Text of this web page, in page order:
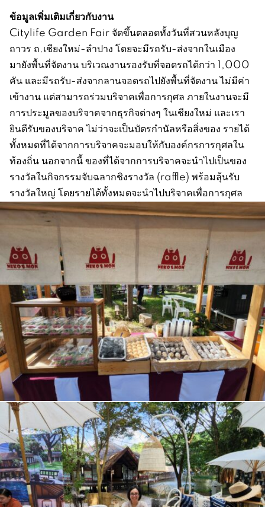
ข้อมูลเพิ่มเติมเกี่ยวกับงาน
Citylife Garden Fair จัดขึ้นตลอดทั้งวันที่สวนหลังบุญ
ถาวร ถ.เชียงใหม่-ลำปาง โดยจะมีรถรับ-ส่งจากในเมือง
มายังพื้นที่จัดงาน บริเวณงานรองรับที่จอดรถได้กว่า 1,000
คัน และมีรถรับ-ส่งจากลานจอดรถไปยังพื้นที่จัดงาน ไม่มีค่า
เข้างาน แต่สามารถร่วมบริจาคเพื่อการกุศล ภายในงานจะมี
การประมูลของบริจาคจากธุรกิจต่างๆ ในเชียงใหม่ และเรา
ยินดีรับของบริจาค ไม่ว่าจะเป็นบัตรกำนัลหรือสิ่งของ รายได้
ทั้งหมดที่ได้จากการบริจาคจะมอบให้กับองค์กรการกุศลใน
ท้องถิ่น นอกจากนี้ ของที่ได้จากการบริจาคจะนำไปเป็นของ
รางวัลในกิจกรรมจับฉลากชิงรางวัล (raffle) พร้อมลุ้นรับ
รางวัลใหญ่ โดยรายได้ทั้งหมดจะนำไปบริจาคเพื่อการกุศล